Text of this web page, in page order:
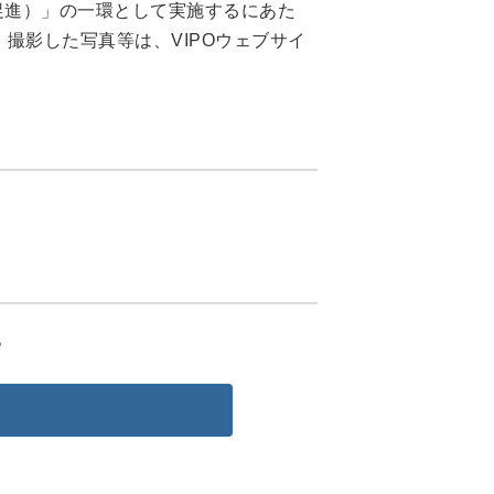
）」の一環として実施するにあた
影した写真等は、VIPOウェブサイ